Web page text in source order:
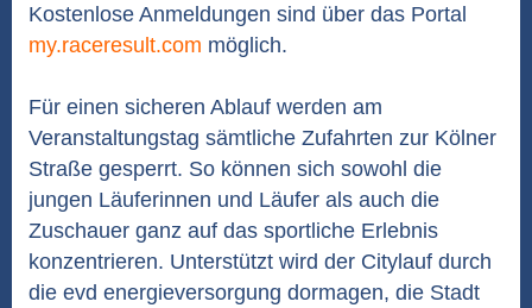
Kostenlose Anmeldungen sind über das Portal
my.raceresult.com möglich.
Für einen sicheren Ablauf werden am
Veranstaltungstag sämtliche Zufahrten zur Kölner
Straße gesperrt. So können sich sowohl die
jungen Läuferinnen und Läufer als auch die
Zuschauer ganz auf das sportliche Erlebnis
konzentrieren. Unterstützt wird der Citylauf durch
die evd energieversorgung dormagen, die Stadt